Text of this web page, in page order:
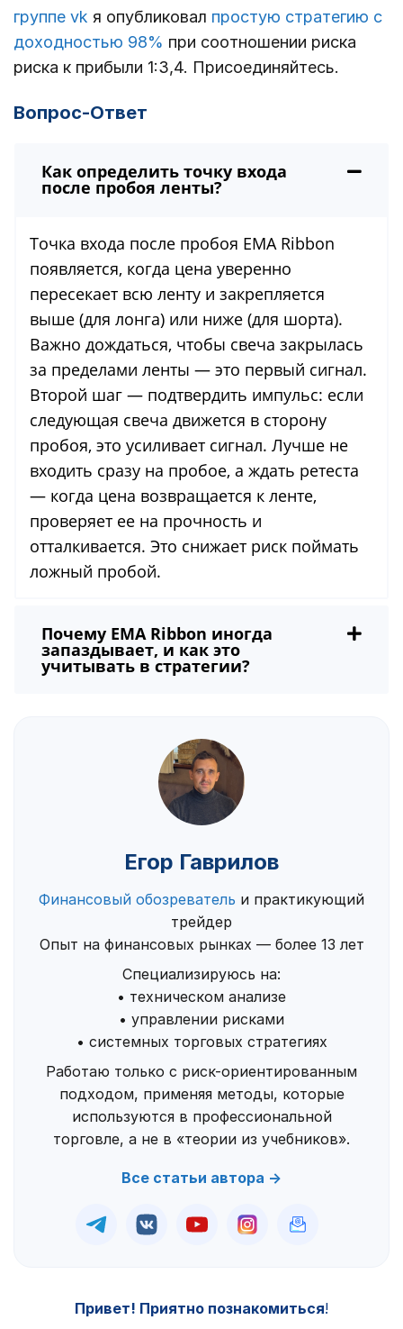
группе vk я опубликовал простую стратегию с
доходностью 98% при соотношении риска
риска к прибыли 1:3,4. Присоединяйтесь.
Вопрос-Ответ
Как определить точку входа
после пробоя ленты?
Точка входа после пробоя EMA Ribbon
появляется, когда цена уверенно
пересекает всю ленту и закрепляется
выше (для лонга) или ниже (для шорта).
Важно дождаться, чтобы свеча закрылась
за пределами ленты — это первый сигнал.
Второй шаг — подтвердить импульс: если
следующая свеча движется в сторону
пробоя, это усиливает сигнал. Лучше не
входить сразу на пробое, а ждать ретеста
— когда цена возвращается к ленте,
проверяет ее на прочность и
отталкивается. Это снижает риск поймать
ложный пробой.
Почему EMA Ribbon иногда
запаздывает, и как это
учитывать в стратегии?
Егор Гаврилов
Финансовый обозреватель и практикующий
трейдер
Опыт на финансовых рынках — более 13 лет
Специализируюсь на:
• техническом анализе
• управлении рисками
• системных торговых стратегиях
Работаю только с риск-ориентированным
подходом, применяя методы, которые
используются в профессиональной
торговле, а не в «теории из учебников».
Все статьи автора →
Привет! Приятно познакомиться!